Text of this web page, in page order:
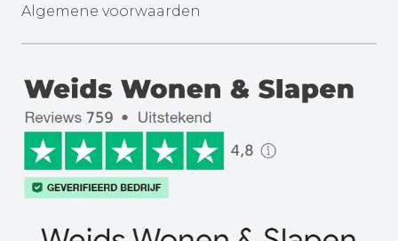
Algemene voorwaarden